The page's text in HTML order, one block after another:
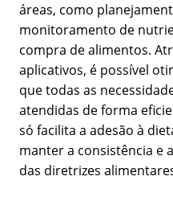
áreas, como
monitoramento de
compra de alimentos.
aplicativos, é possível
que todas as
atendidas de forma
só facilita a adesão à
manter a consistência e
das diretrizes